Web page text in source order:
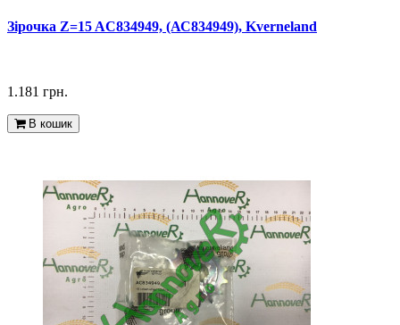
Зірочка Z=15 AC834949, (АС834949), Kverneland
1.181 грн.
В кошик